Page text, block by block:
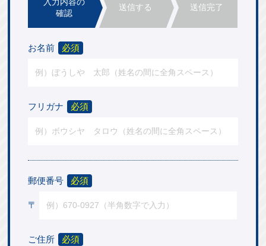
確認
送信する 送信完了
お名前 必須
フリガナ 必須
郵便番号 必須
〒
ご住所 必須